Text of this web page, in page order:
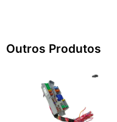
Outros Produtos